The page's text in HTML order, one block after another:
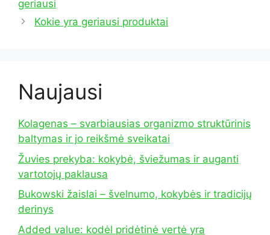
geriausi
Kokie yra geriausi produktai
Naujausi
Kolagenas – svarbiausias organizmo struktūrinis
baltymas ir jo reikšmė sveikatai
Žuvies prekyba: kokybė, šviežumas ir auganti
vartotojų paklausa
Bukowski žaislai – švelnumo, kokybės ir tradicijų
derinys
Added value: kodėl pridėtinė vertė yra